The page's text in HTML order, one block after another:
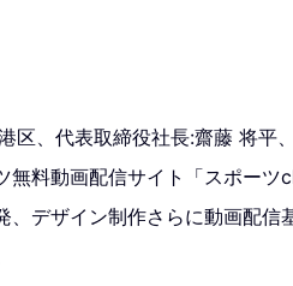
区、代表取締役社長:齋藤 将平
無料動画配信サイト「スポー
、デザイン制作さらに動画配信